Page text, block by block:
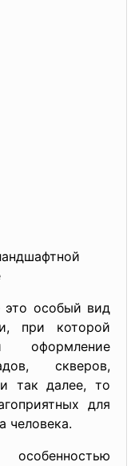
это особый вид
при которой
оформление
скверов,
так далее, то
для
человека.